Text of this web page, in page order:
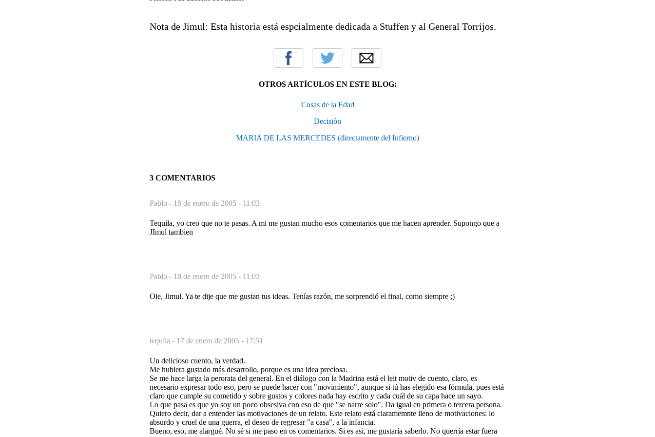
Nota de Jimul: Esta historia está espcialmente dedicada a Stuffen y al General Torrijos.
OTROS ARTÍCULOS EN ESTE BLOG:
Cosas de la Edad
Decisión
MARIA DE LAS MERCEDES (directamente del Infierno)
3 COMENTARIOS
Pablo - 18 de enero de 2005 - 11:03
Tequila, yo creo que no te pasas. A mi me gustan mucho esos comentarios que me hacen aprender. Supongo que a
JImul tambien
Pablo - 18 de enero de 2005 - 11:03
Ole, Jimul. Ya te dije que me gustan tus ideas. Tenías razón, me sorprendió el final, como siempre ;)
tequila - 17 de enero de 2005 - 17:51
Un delicioso cuento, la verdad.
Me hubiera gustado más desarrollo, porque es una idea preciosa.
Se me hace larga la perorata del general. En el diálogo con la Madrina está el leit motiv de cuento, claro, es
necesario expresar todo eso, pero se puede hacer con "movimiento", aunque si tú has elegido esa fórmula, pues está
claro que cumple su cometido y sobre gustos y colores nada hay escrito y cada cuál de su capa hace un sayo.
Lo que pasa es que yo soy un poco obsesiva con eso de que "se narre solo". Da igual en primera o tercera persona.
Quiero decir, dar a entender las motivaciones de un relato. Este relato está claramemnte lleno de motivaciones: lo
absurdo y cruel de una guerra, el deseo de regresar "a casa", a la infancia.
Bueno, eso, me alargué. No sé si me paso en os comentarios. Si es así, me gustaría saberlo. No querría estar fuera